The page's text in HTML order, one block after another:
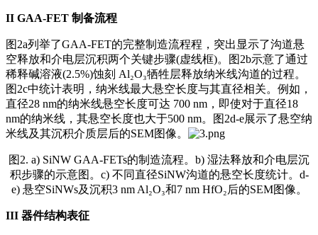
II GAA-FET 制备流程
图2a列举了GAA-FET的完整制造流程程，突出显示了沟道悬
空释放和介电层沉积两个关键步骤(虚线框)。图2b示意了通过
稀释碱溶液(2.5%)蚀刻 Al₂O₃牺牲层释放纳米线沟道的过程。
图2c中统计表明，纳米线最大悬空长度与其直径相关。例如，
直径28 nm的纳米线悬空长度可达 700 nm，即使对于直径18
nm的纳米线，其悬空长度也大于500 nm。图2d-e展示了悬空纳
米线及其沉积介质层后的SEM图像。
图2. a) SiNW GAA-FETs的制造流程。b) 湿法释放和介电层沉
积步骤的示意图。c) 不同直径SiNW沟道的悬空长度统计。d-
e) 悬空SiNWs及沉积3 nm Al₂O₃和7 nm HfO₂后的SEM图像。
III 器件结构表征